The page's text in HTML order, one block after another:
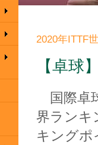
2020年ITTF
【卓球
国際卓
界ランキ
キング